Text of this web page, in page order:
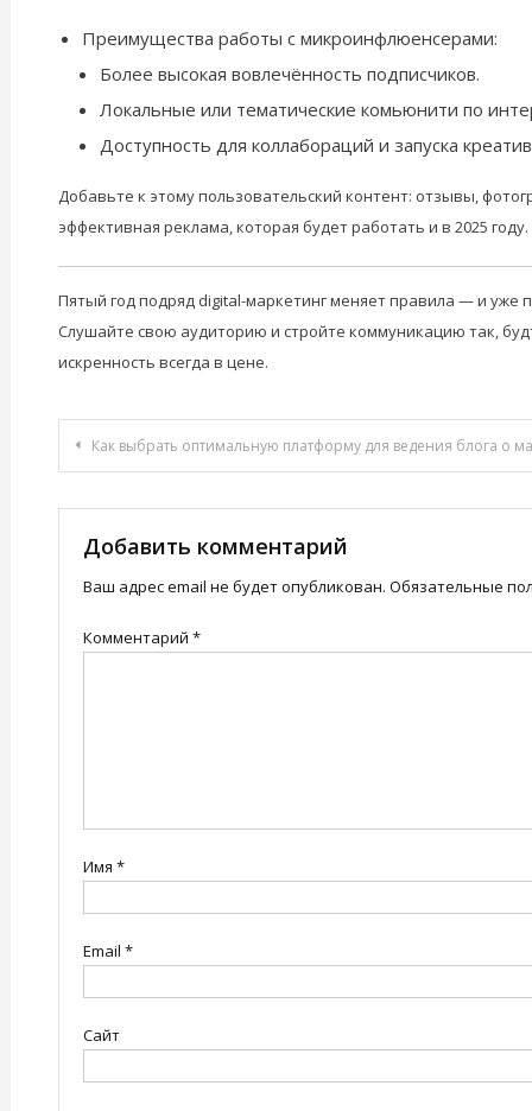
Преимущества работы с микроинфлюенсерами:
Более высокая вовлечённость подписчиков.
Локальные или тематические комьюнити по
Доступность для коллабораций и запуска
Добавьте к этому пользовательский контент: отзывы,
эффективная реклама, которая будет работать и в 2025 году.
Пятый год подряд digital-маркетинг меняет правила — и уже
Слушайте свою аудиторию и стройте коммуникацию так,
искренность всегда в цене.
Навигация
по
записям
Как выбрать оптимальную платформу для ведения блога о
Добавить комментарий
Ваш адрес email не будет опубликован. Обязательные
Комментарий *
Имя *
Email *
Сайт